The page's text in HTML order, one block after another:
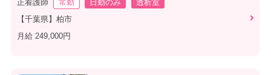
正看護師 常勤 日勤のみ
透析室
【千葉県】柏市
月給 249,000円